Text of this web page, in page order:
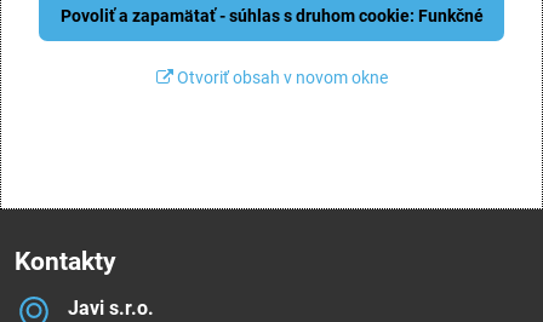
Povoliť a zapamätať - súhlas s druhom cookie: Funkčné
Otvoriť obsah v novom okne
Kontakty
Javi s​.r​.o​.